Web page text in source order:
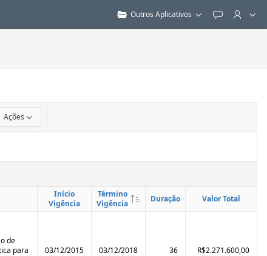
Outros Aplicativos Feedback
Ações
Início
Vigência
Término
Vigência
Duração Valor Total
de
para
03/12/2015 03/12/2018 36 R$2.271.600,00